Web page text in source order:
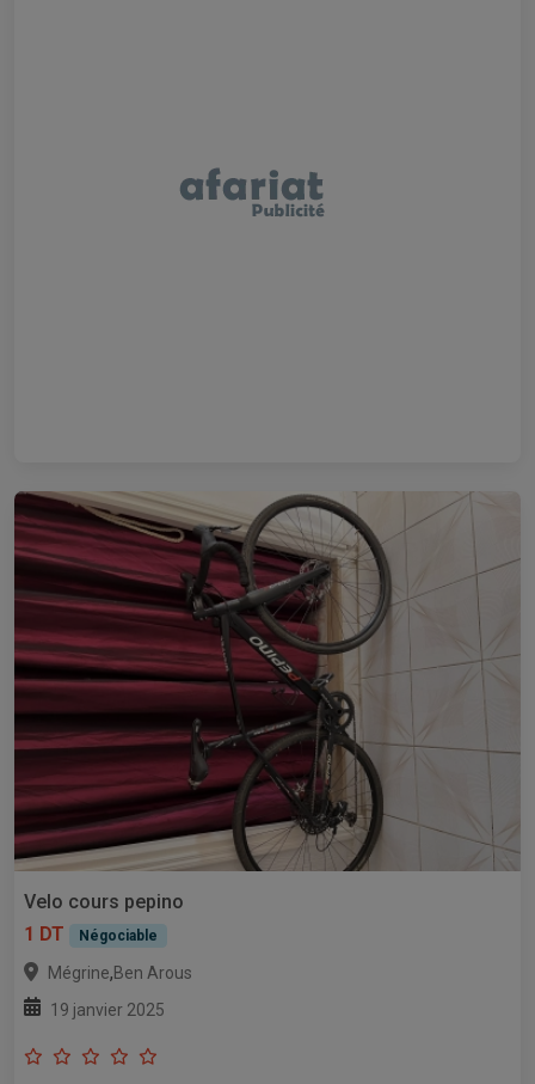
Velo cours pepino
1 DT
Négociable
Mégrine,Ben Arous
19 janvier 2025